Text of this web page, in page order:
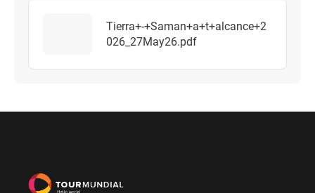
Tierra+-+Saman+a+t+alcance+2
026_27May26.pdf